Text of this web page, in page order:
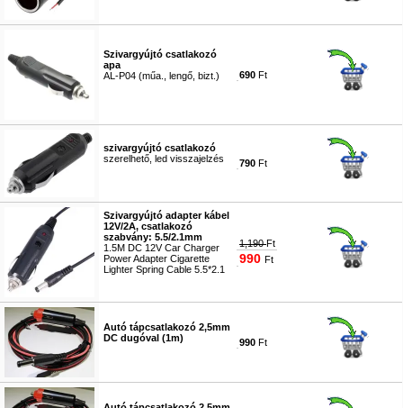
Szivargyújtó csatlakozó
apa
AL-P04 (műa., lengő, bizt.)
690 Ft
szivargyújtó csatlakozó
szerelhető, led visszajelzés
790 Ft
Szivargyújtó adapter kábel
12V/2A, csatlakozó
szabvány: 5.5/2.1mm
1.5M DC 12V Car Charger
Power Adapter Cigarette
Lighter Spring Cable 5.5*2.1
1,190Ft
990 Ft
Autó tápcsatlakozó 2,5mm
DC dugóval (1m)
990 Ft